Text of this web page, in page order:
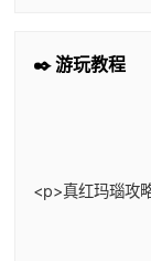
✒️ 游玩教程
<p>真红玛瑙攻